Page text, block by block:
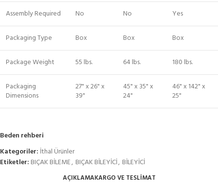
Assembly Required No No Yes
Packaging Type Box Box Box
Package Weight 55 lbs. 64 lbs. 180 lbs.
Packaging
Dimensions
27" x 26" x
39"
45" x 35" x
24"
46" x 142" x
25"
Beden rehberi
Kategoriler: İthal Ürünler
Etiketler: BIÇAK BİLEME, BIÇAK BİLEYİCİ, BİLEYİCİ
AÇIKLAMAKARGO VE TESLIMAT